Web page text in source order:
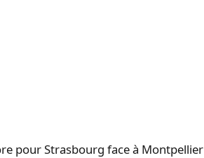
pour Strasbourg face à Montpellier